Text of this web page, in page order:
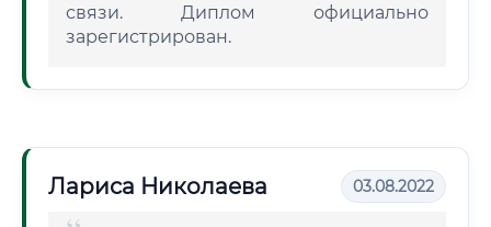
связи. Диплом официально
зарегистрирован.
Лариса Николаева 03.08.2022